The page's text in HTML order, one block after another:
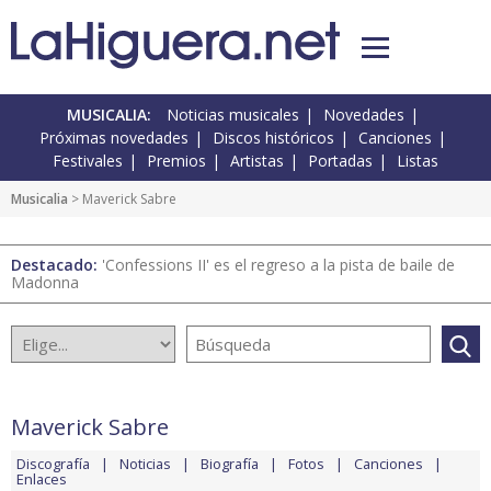
MUSICALIA: Noticias musicales
Novedades
Próximas novedades
Discos históricos
Canciones
Festivales
Premios Artistas Portadas Listas
Musicalia > Maverick Sabre
Destacado: 'Confessions II' es el regreso a la pista de baile de
Madonna
Maverick Sabre
Discografía Noticias Biografía Fotos Canciones
Enlaces